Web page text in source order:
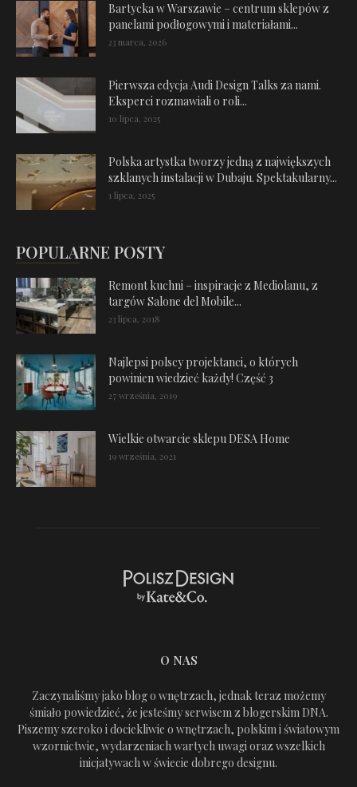
Bartycka w Warszawie – centrum sklepów z
panelami podłogowymi i materiałami...
23 marca, 2026
Pierwsza edycja Audi Design Talks za nami.
Eksperci rozmawiali o roli...
10 lipca, 2025
Polska artystka tworzy jedną z największych
szklanych instalacji w Dubaju. Spektakularny...
1 lipca, 2025
POPULARNE POSTY
Remont kuchni – inspiracje z Mediolanu, z
targów Salone del Mobile...
23 lipca, 2018
Najlepsi polscy projektanci, o których
powinien wiedzieć każdy! Część 3
27 września, 2019
Wielkie otwarcie sklepu DESA Home
19 września, 2021
O NAS
Zaczynaliśmy jako blog o wnętrzach, jednak teraz możemy
śmiało powiedzieć, że jesteśmy serwisem z blogerskim DNA.
Piszemy szeroko i dociekliwie o wnętrzach, polskim i światowym
wzornictwie, wydarzeniach wartych uwagi oraz wszelkich
inicjatywach w świecie dobrego designu.